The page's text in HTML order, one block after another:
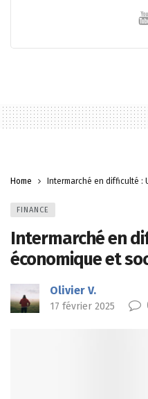
Home Intermarché en difficulté :
FINANCE
Intermarché en
économique et
Olivier V.
17 février 2025